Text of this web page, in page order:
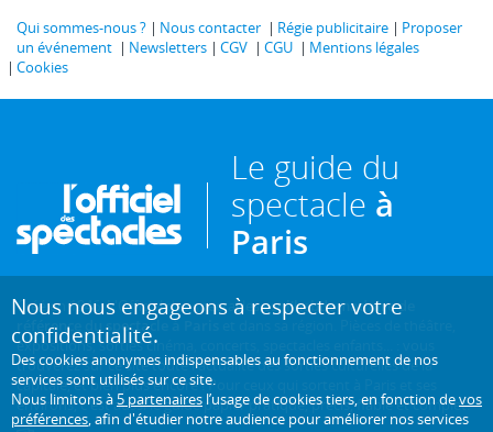
Qui sommes-nous ? Nous contacter Régie publicitaire
Proposer
un événement
Newsletters CGV CGU
Mentions légales
Cookies
Le guide du
spectacle à
Paris
Créé en 1946, L'Officiel des spectacles estl'hebdomadaire de
référence du spectacle à Paris
et dans sa région. Pièces de théâtre,
expositions, sorties cinéma, concerts, spectacles enfants... : vous
trouverez sur ce site toute l'actualité des sorties culturelles de la
capitale, et bien plus encore ! Pour ceux qui sortent à Paris et ses
environs, c'est aussi le guide papier pratique, précis, fiable et complet.
Nous nous engageons à respecter votre
confidentialité.
Des cookies anonymes indispensables au fonctionnement de nos
services sont utilisés sur ce site.
Nous limitons à5 partenaires l’usage de cookies tiers, en fonction devos
préférences, afin d'étudier notre audience pour améliorer nos services